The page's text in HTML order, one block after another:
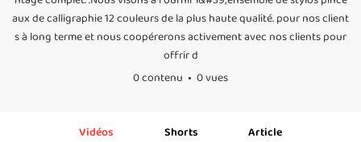
aux de calligraphie 12 couleurs de la plus haute qualité. pour nos client
s à long terme et nous coopérerons activement avec nos clients pour
offrir d
0 contenu
0 vues
Vidéos Shorts Article